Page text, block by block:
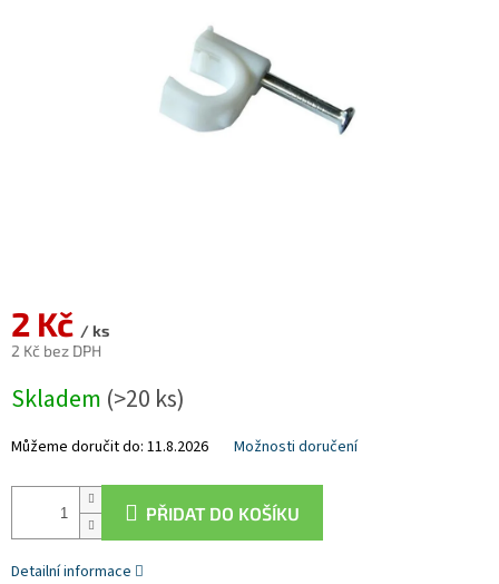
2 Kč / ks
2 Kč bez DPH
cena:
Skladem (>20 ks)
Můžeme doručit do: 11.8.2026 Možnosti doručení
PŘIDAT DO KOŠÍKU
Detailní informace